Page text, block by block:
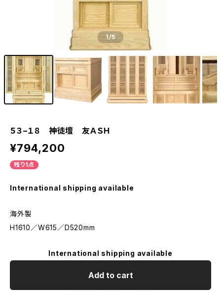
1/5
５３−１８ 神徒壇 友ＡＳＨ
¥794,200
残り1点
International shipping available
海外製
H1610／W615／D520mm
International shipping available
Add to cart